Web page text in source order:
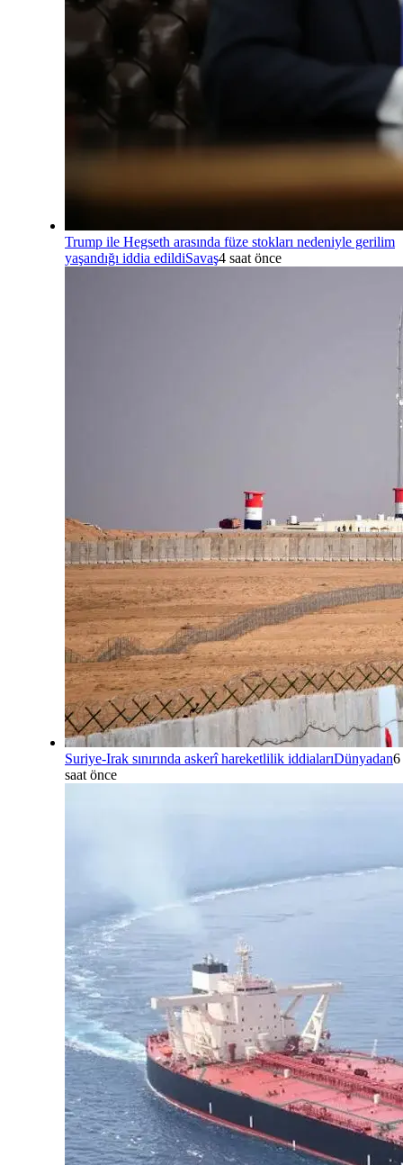
Trump ile Hegseth arasında füze stokları nedeniyle gerilim
yaşandığı iddia edildiSavaş4 saat önce
Suriye-Irak sınırında askerî hareketlilik iddialarıDünyadan6
saat önce